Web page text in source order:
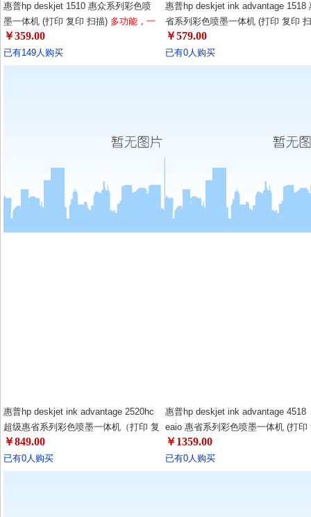
惠普hp deskjet 1510 惠众系列彩色喷
墨一体机 (打印 复印 扫描) 多功能，一
机多用，耗材更省！1050升级版！升级
更节能！
￥359.00
已有149人购买
惠普hp deskjet ink advantage 1518
省系列彩色喷墨一体机 (打印 复印 扫
描)68元狂打480页！支持单黑墨盒
印,白色外观更精致，小巧节省空间
材省才是真的省
￥579.00
已有0人购买
惠普hp deskjet ink advantage 2520hc
超级惠省系列彩色喷墨一体机（打印 复
印 扫描）
盒打印，耗材更省！无边距打印，文
档、照片轻松搞定！
￥849.00
已有0人购买
惠普hp deskjet ink advantage 4518
eaio 惠省系列彩色喷墨一体机 (打印
印 扫描 无线网络 照片打印)
照片打印机！耗材更省！
￥1359.00
已有0人购买